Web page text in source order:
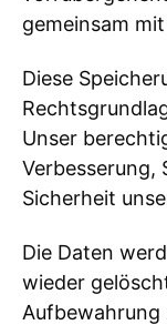
gemeinsam
Diese
Unser
Verbesserung,
Sicherheit
Die Daten
wieder